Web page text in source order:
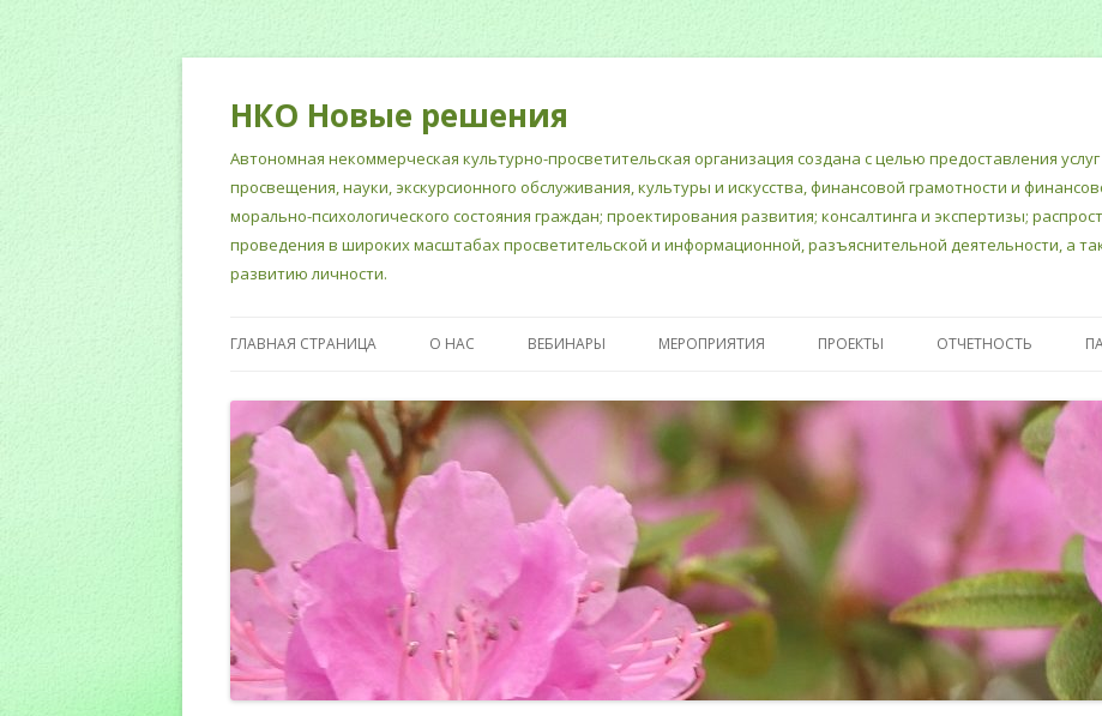
НКО Новые решения
Автономная некоммерческая культурно-просветительская организация создана с целью предоставления
просвещения, науки, экскурсионного обслуживания, культуры и искусства, финансовой грамотности и
морально-психологического состояния граждан; проектирования развития; консалтинга и экспертизы;
проведения в широких масштабах просветительской и информационной, разъяснительной деятельности, а
развитию личности.
ГЛАВНАЯ СТРАНИЦА О НАС
СОТРУДНИКИ
ВЕБИНАРЫ МЕРОПРИЯТИЯ ПРОЕКТЫ
МНОГОДЕТНЫХ МАМ»
ПСИХОЛОГИЧЕСКАЯ
ПОДДЕРЖКА ШКОЛЬНЫХ
ПЕДАГОГОВ- ПСИХОЛОГОВ
ПОДГОТОВКА УЧИТЕЛЕЙ-
НАСТАВНИКОВ ПО
ФИНАНСОВОЙ ГРАМОТНОСТИ
ШКОЛА ДЛЯ РОДИТЕЛЕЙ
ОТЧЕТНОСТЬ
ГОДОВОЙ
ОТЧЕТ
ОТЧЕТНОСТЬ В
ОТЗЫВЫ
МЕТОДИЧЕСКОЕ